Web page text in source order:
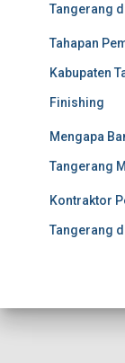
Tangerang
Tahapan
Kabupaten
Finishing
Mengapa
Tangerang
Kontraktor
Tangerang